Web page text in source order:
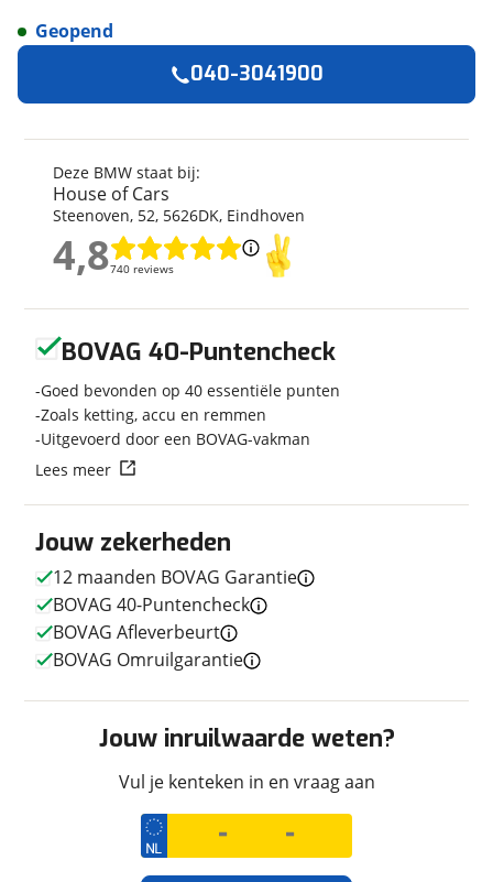
Merk
BMW
Model
S 1000 RR
Kilometerstand
Bouwjaar
Modeljaar
1983
Leeftijd
15 jaar en 3 maanden
Geschikt voor
A rijbewijs
Soort voertuig
Motor
Techniek
Aantal versnellingen
Motorinhoud
999 cc
Aantal cilinders
4
Vermogen
Aandrijving
Achterwiel
Afmetingen en gewicht
Massa ledig voertuig
190 kg
Maximaal toelaatbaar
405 kg
Deze BMW staat bij:
House of Cars
Steenoven, 52, 5626DK, Eindhoven
4,8740 reviews
4,8
Geopend
040-3041900
Jouw zekerheden
12 maanden BOVAG Garantie
BOVAG 40-Puntencheck
BOVAG Afleverbeurt
BOVAG Omruilgarantie
Jouw inruilwaarde weten?
Vul je kenteken in en vraag aan
BOVAG 40-Puntencheck
Goed bevonden op 40 essentiële punten
Zoals ketting, accu en remmen
Uitgevoerd door een BOVAG-vakman
Lees meer